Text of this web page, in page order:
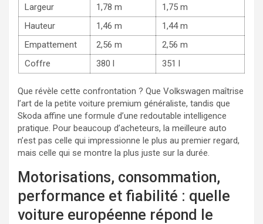
Largeur
1,78 m
1,75 m
Hauteur
1,46 m
1,44 m
Empattement
2,56 m
2,56 m
Coffre
380 l 351 l
Que révèle cette confrontation ? Que Volkswagen maîtrise
l’art de la petite voiture premium généraliste, tandis que
Skoda affine une formule d’une redoutable intelligence
pratique. Pour beaucoup d’acheteurs, la meilleure auto
n’est pas celle qui impressionne le plus au premier regard,
mais celle qui se montre la plus juste sur la durée.
Motorisations, consommation,
performance et fiabilité : quelle
voiture européenne répond le